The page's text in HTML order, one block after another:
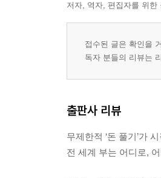
저자, 역자, 편집자를 위
접수된 글은 확인을
독자 분들의 리뷰는
출판사 리뷰
무제한적 ‘돈 풀기’가
전 세계 부는 어디로,